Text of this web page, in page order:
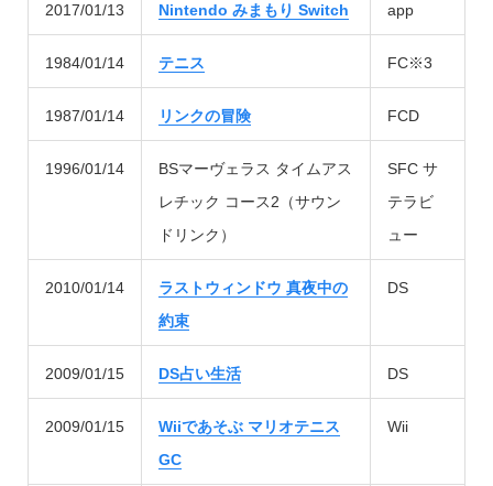
2017/01/13 Nintendo みまもり Switch app
1984/01/14 テニス FC※3
1987/01/14 リンクの冒険 FCD
1996/01/14
BSマーヴェラス タイムアス
レチック コース2（サウン
ドリンク）
SFC サ
テラビ
ュー
2010/01/14
ラストウィンドウ 真夜中の
約束
DS
2009/01/15 DS占い生活 DS
2009/01/15
Wiiであそぶ マリオテニス
GC
Wii